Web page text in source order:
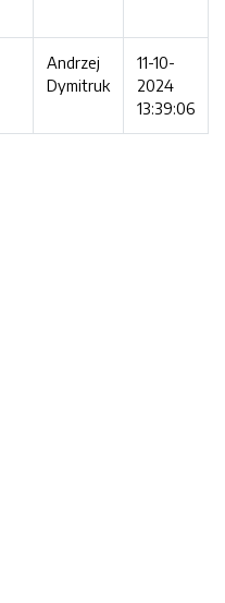
Andrzej
Dymitruk
11-10-
2024
13:39:06